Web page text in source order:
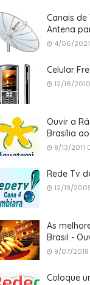
Canais de
Antena
4/06/
Celular
12/16/
Ouvir a
Brasília
8/13/2011
Rede Tv
12/19/
As
Brasil -
9/07/2018
Coloque